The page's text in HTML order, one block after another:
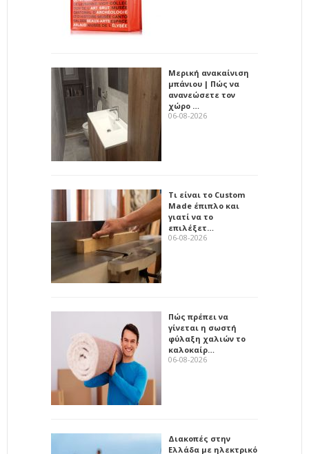
Μερική ανακαίνιση
μπάνιου | Πώς να
ανανεώσετε τον
χώρο …
06-08-2026
Τι είναι το Custom
Made έπιπλο και
γιατί να το
επιλέξετ…
06-08-2026
Πώς πρέπει να
γίνεται η σωστή
φύλαξη χαλιών το
καλοκαίρ…
06-08-2026
Διακοπές στην
Ελλάδα με ηλεκτρικό